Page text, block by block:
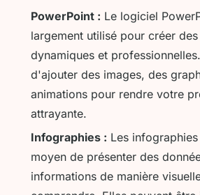
PowerPoint : Le logiciel
largement utilisé pour créer
dynamiques et
d'ajouter des images, des
animations pour rendre votre
attrayante.
Infographies : Les
moyen de présenter des
informations de manière